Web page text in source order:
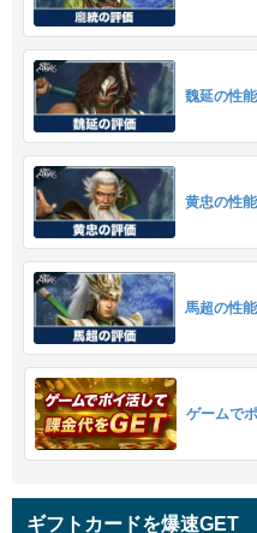
魏延の性
黄忠の性
馬超の性
ゲームで
ギフトカードを爆速GET